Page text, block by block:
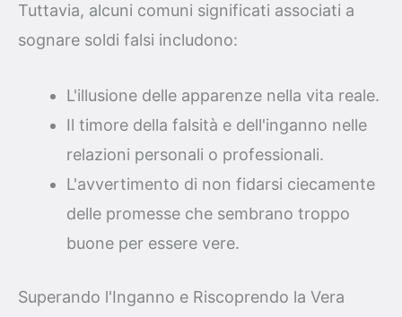
Tuttavia, alcuni comuni significati associati a
sognare soldi falsi includono:
L'illusione delle apparenze nella vita reale.
Il timore della falsità e dell'inganno nelle
relazioni personali o professionali.
L'avvertimento di non fidarsi ciecamente
delle promesse che sembrano troppo
buone per essere vere.
Superando l'Inganno e Riscoprendo la Vera